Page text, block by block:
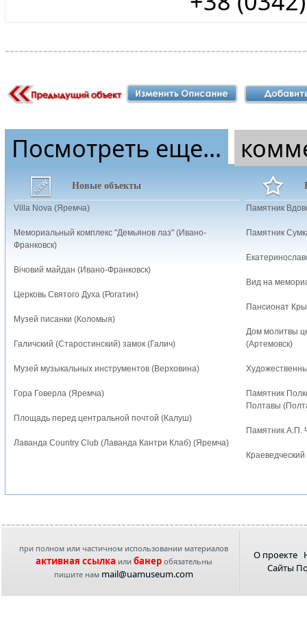
Посмотреть еще...
Новые объекты
Villa Nova (Яремча)
Мемориальный комплекс "Демьянов лаз" (Ивано-
Франковск)
Вічовий майдан (Ивано-Франковск)
Церковь Святого Духа (Рогатин)
Музей писанки (Коломыя)
Галичский (Старостинский) замок (Галич)
Музей музыкальных инструментов (Верховина)
Гора Говерла (Яремча)
Площадь перед центральной почтой (Калуш)
Лаванда Country Club (Лаванда Кантри Клаб) (Яремча)
Памятник
Памятник
Вид на
Пансионат
Дом молитвы
(Артемовск)
Памятник
Полтавы
Памятник А.П.
при полном или частичном использовании материалов
активная ссылка или банеробязательны
пишите нам mail@uamuseum.com
О проекте
Сайты